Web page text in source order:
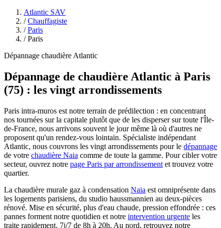
Atlantic SAV
/ Chauffagiste
/ Paris
/ Paris
Dépannage chaudière Atlantic
Dépannage de chaudière Atlantic à Paris
(75) : les vingt arrondissements
Paris intra-muros est notre terrain de prédilection : en concentrant
nos tournées sur la capitale plutôt que de les disperser sur toute l'Île-
de-France, nous arrivons souvent le jour même là où d'autres ne
proposent qu'un rendez-vous lointain. Spécialiste indépendant
Atlantic, nous couvrons les vingt arrondissements pour le dépannage
de votre chaudière Naia comme de toute la gamme. Pour cibler votre
secteur, ouvrez notre page Paris par arrondissement et trouvez votre
quartier.
La chaudière murale gaz à condensation Naia est omniprésente dans
les logements parisiens, du studio haussmannien au deux-pièces
rénové. Mise en sécurité, plus d'eau chaude, pression effondrée : ces
pannes forment notre quotidien et notre intervention urgente les
traite rapidement, 7j/7 de 8h à 20h. Au nord, retrouvez notre